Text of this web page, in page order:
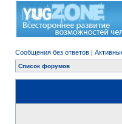
Сообщения без ответов |
Список форумов